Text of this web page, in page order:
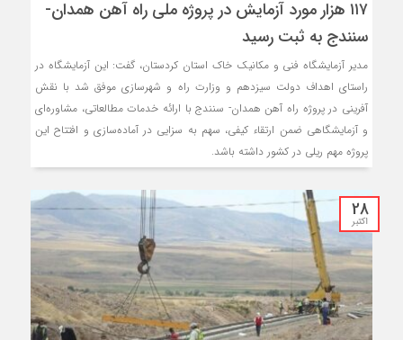
۱۱۷ هزار مورد آزمایش در پروژه ملی راه آهن همدان-
سنندج به ثبت رسید
مدیر آزمایشگاه فنی و مکانیک خاک استان کردستان، گفت: این آزمایشگاه در
راستای اهداف دولت سیزدهم و وزارت راه و شهرسازی موفق شد با نقش
آفرینی در پروژه راه آهن همدان- سنندج با ارائه خدمات مطالعاتی، مشاوره‌ای
و آزمایشگاهی ضمن ارتقاء کیفی، سهم به سزایی در آماده‌سازی و افتتاح این
پروژه مهم ریلی در کشور داشته باشد.
28
اکتبر